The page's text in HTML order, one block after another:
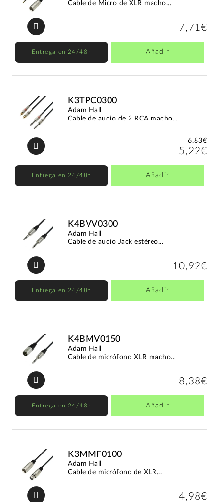
Cable de Micro de XLR macho...
7,71€
Entrega en 24/48h Añadir
K3TPC0300
Adam Hall
Cable de audio de 2 RCA macho...
6,83€
5,22€
Entrega en 24/48h Añadir
K4BVV0300
Adam Hall
Cable de audio Jack estéreo...
10,92€
Entrega en 24/48h Añadir
K4BMV0150
Adam Hall
Cable de micrófono XLR macho...
8,38€
Entrega en 24/48h Añadir
K3MMF0100
Adam Hall
Cable de micrófono de XLR...
4,98€